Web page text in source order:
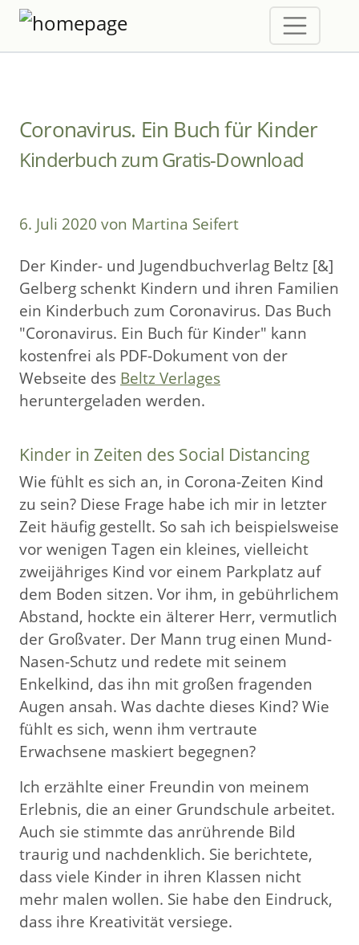
Coronavirus. Ein Buch für Kinder
Kinderbuch zum Gratis-Download
6. Juli 2020 von Martina Seifert
Der Kinder- und Jugendbuchverlag Beltz [&]
Gelberg schenkt Kindern und ihren Familien
ein Kinderbuch zum Coronavirus. Das Buch
"Coronavirus. Ein Buch für Kinder" kann
kostenfrei als PDF-Dokument von der
Webseite des Beltz Verlages
heruntergeladen werden.
Kinder in Zeiten des Social Distancing
Wie fühlt es sich an, in Corona-Zeiten Kind
zu sein? Diese Frage habe ich mir in letzter
Zeit häufig gestellt. So sah ich beispielsweise
vor wenigen Tagen ein kleines, vielleicht
zweijähriges Kind vor einem Parkplatz auf
dem Boden sitzen. Vor ihm, in gebührlichem
Abstand, hockte ein älterer Herr, vermutlich
der Großvater. Der Mann trug einen Mund-
Nasen-Schutz und redete mit seinem
Enkelkind, das ihn mit großen fragenden
Augen ansah. Was dachte dieses Kind? Wie
fühlt es sich, wenn ihm vertraute
Erwachsene maskiert begegnen?
Ich erzählte einer Freundin von meinem
Erlebnis, die an einer Grundschule arbeitet.
Auch sie stimmte das anrührende Bild
traurig und nachdenklich. Sie berichtete,
dass viele Kinder in ihren Klassen nicht
mehr malen wollen. Sie habe den Eindruck,
dass ihre Kreativität versiege.